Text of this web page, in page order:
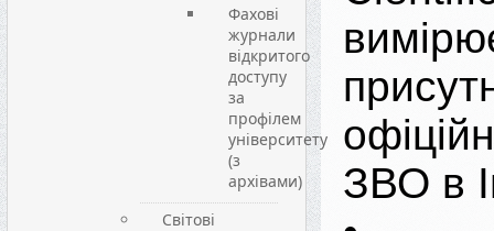
Фахові
журнали
відкритого
доступу
за
профілем
університету
(з
архівами)
Світові
ЗВО в